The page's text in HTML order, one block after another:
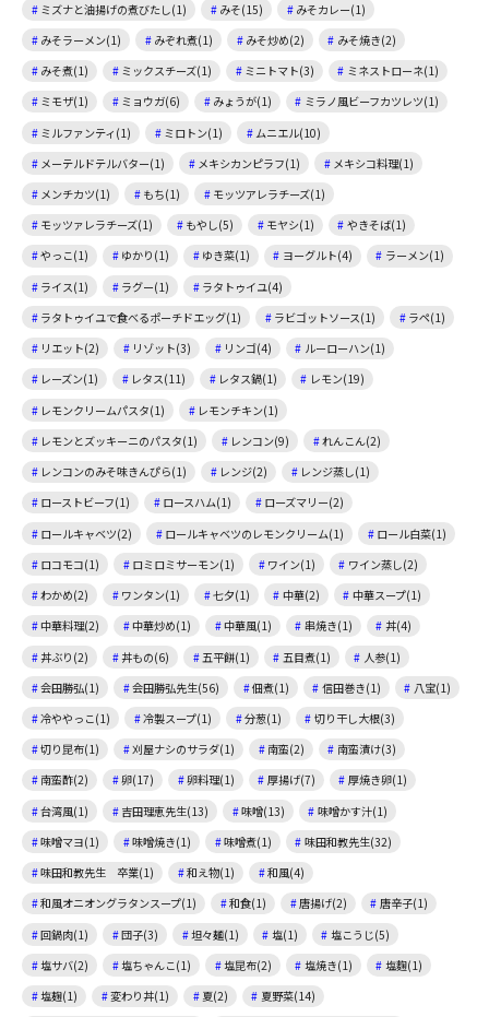
ミズナと油揚げの煮びたし(1)
みそ(15)
みそカレー(1)
みそラーメン(1)
みぞれ煮(1) みそ炒め(2)
みそ焼き(2)
みそ煮(1)
ミックスチーズ(1) ミニトマト(3)
ミネストローネ(1)
ミモザ(1)
ミョウガ(6) みょうが(1)
ミラノ風ビーフカツレツ(1)
ミルファンティ(1)
ミロトン(1)
ムニエル(10)
メーテルドテルバター(1)
メキシカンピラフ(1)
メキシコ料理(1)
メンチカツ(1)
もち(1)
モッツアレラチーズ(1)
モッツァレラチーズ(1)
もやし(5) モヤシ(1)
やきそば(1)
やっこ(1)
ゆかり(1) ゆき菜(1) ヨーグルト(4)
ラーメン(1)
ライス(1)
ラグー(1)
ラタトゥイユ(4)
ラタトゥイユで食べるポーチドエッグ(1)
ラビゴットソース(1)
ラペ(1)
リエット(2)
リゾット(3) リンゴ(4)
ルーローハン(1)
レーズン(1)
レタス(11) レタス鍋(1)
レモン(19)
レモンクリームパスタ(1)
レモンチキン(1)
レモンとズッキーニのパスタ(1)
レンコン(9)
れんこん(2)
レンコンのみそ味きんぴら(1)
レンジ(2)
レンジ蒸し(1)
ローストビーフ(1)
ロースハム(1)
ローズマリー(2)
ロールキャベツ(2)
ロールキャベツのレモンクリーム(1)
ロール白菜(1)
ロコモコ(1)
ロミロミサーモン(1) ワイン(1)
ワイン蒸し(2)
わかめ(2)
ワンタン(1) 七夕(1) 中華(2)
中華スープ(1)
中華料理(2)
中華炒め(1) 中華風(1) 串焼き(1)
丼(4)
丼ぶり(2)
丼もの(6) 五平餅(1) 五目煮(1)
人参(1)
会田勝弘(1)
会田勝弘先生(56) 佃煮(1) 信田巻き(1)
八宝(1)
冷ややっこ(1)
冷製スープ(1) 分葱(1)
切り干し大根(3)
切り昆布(1)
刈屋ナシのサラダ(1) 南蛮(2)
南蛮漬け(3)
南蛮酢(2)
卵(17) 卵料理(1) 厚揚げ(7)
厚焼き卵(1)
台湾風(1)
吉田理恵先生(13) 味噌(13)
味噌かす汁(1)
味噌マヨ(1)
味噌焼き(1) 味噌煮(1)
味田和教先生(32)
味田和教先生 卒業(1)
和え物(1)
和風(4)
和風オニオングラタンスープ(1)
和食(1) 唐揚げ(2)
唐辛子(1)
回鍋肉(1)
団子(3) 坦々麺(1) 塩(1)
塩こうじ(5)
塩サバ(2)
塩ちゃんこ(1) 塩昆布(2) 塩焼き(1)
塩麴(1)
塩麹(1)
変わり丼(1) 夏(2)
夏野菜(14)